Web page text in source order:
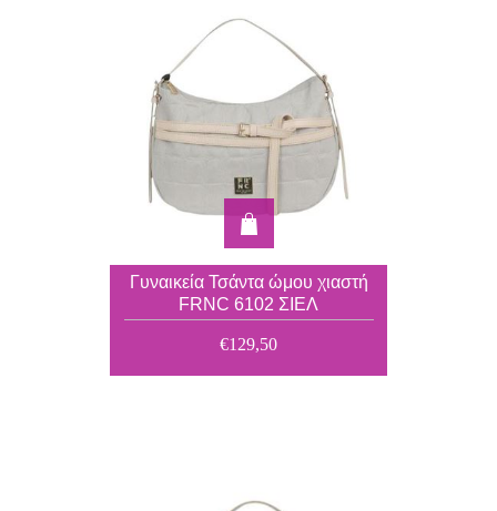
Γυναικεία Τσάντα ώμου χιαστή
FRNC 6102 ΣΙΕΛ
€129,50